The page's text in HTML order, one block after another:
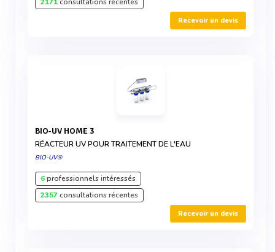
Recevoir un devis
BIO-UV HOME 3
RÉACTEUR UV POUR TRAITEMENT DE L'EAU
BIO-UV®
6professionnels intéressés
2357consultations récentes
Recevoir un devis